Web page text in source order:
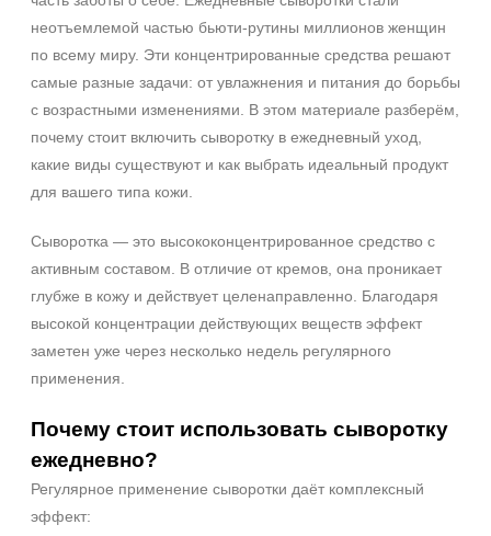
неотъемлемой частью бьюти‑рутины миллионов женщин
по всему миру. Эти концентрированные средства решают
самые разные задачи: от увлажнения и питания до борьбы
с возрастными изменениями. В этом материале разберём,
почему стоит включить сыворотку в ежедневный уход,
какие виды существуют и как выбрать идеальный продукт
для вашего типа кожи.
Сыворотка — это высококонцентрированное средство с
активным составом. В отличие от кремов, она проникает
глубже в кожу и действует целенаправленно. Благодаря
высокой концентрации действующих веществ эффект
заметен уже через несколько недель регулярного
применения.
Почему стоит использовать сыворотку
ежедневно?
Регулярное применение сыворотки даёт комплексный
эффект: